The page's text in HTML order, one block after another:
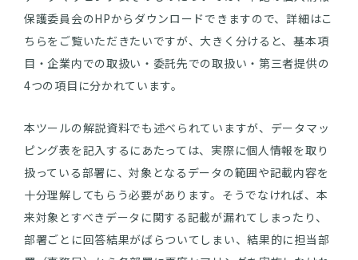
保護委員会のHPからダウンロードできますので、詳細はこ
ちらをご覧いただきたいですが、大きく分けると、基本項
目・企業内での取扱い・委託先での取扱い・第三者提供の
4つの項目に分かれています。
本ツールの解説資料でも述べられていますが、データマッ
ピング表を記入するにあたっては、実際に個人情報を取り
扱っている部署に、対象となるデータの範囲や記載内容を
十分理解してもらう必要があります。そうでなければ、本
来対象とすべきデータに関する記載が漏れてしまったり、
部署ごとに回答結果がばらついてしまい、結果的に担当部